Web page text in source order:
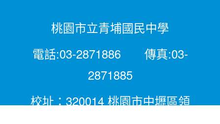
桃園市立青埔國民中學
電話:03-2871886 傳真:03-
2871885
校址：320014 桃園市中壢區領